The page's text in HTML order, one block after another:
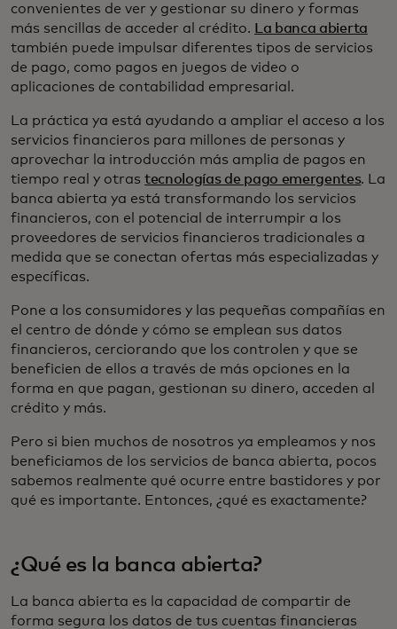
convenientes de ver y gestionar su dinero y formas
más sencillas de acceder al crédito. La banca abierta
también puede impulsar diferentes tipos de servicios
de pago, como pagos en juegos de video o
aplicaciones de contabilidad empresarial.
La práctica ya está ayudando a ampliar el acceso a los
servicios financieros para millones de personas y
aprovechar la introducción más amplia de pagos en
tiempo real y otras tecnologías de pago emergentes. La
banca abierta ya está transformando los servicios
financieros, con el potencial de interrumpir a los
proveedores de servicios financieros tradicionales a
medida que se conectan ofertas más especializadas y
específicas.
Pone a los consumidores y las pequeñas compañías en
el centro de dónde y cómo se emplean sus datos
financieros, cerciorando que los controlen y que se
beneficien de ellos a través de más opciones en la
forma en que pagan, gestionan su dinero, acceden al
crédito y más.
Pero si bien muchos de nosotros ya empleamos y nos
beneficiamos de los servicios de banca abierta, pocos
sabemos realmente qué ocurre entre bastidores y por
qué es importante. Entonces, ¿qué es exactamente?
¿Qué es la banca abierta?
La banca abierta es la capacidad de compartir de
forma segura los datos de tus cuentas financieras